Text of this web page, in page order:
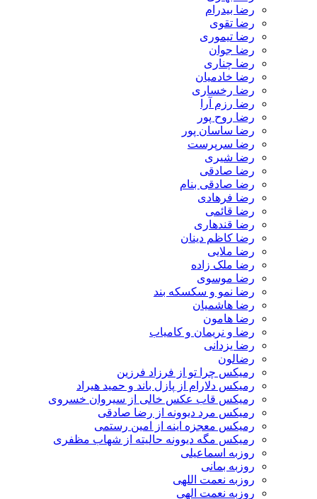
رضا بیدرام
رضا تقوی
رضا تیموری
رضا جوان
رضا چناری
رضا خادمیان
رضا رخساری
رضا رزم آرا
رضا روح پور
رضا ساسان پور
رضا سرپرست
رضا شیری
رضا صادقی
رضا صادقی بنام
رضا فرهادی
رضا قائمی
رضا قندهاری
رضا کاظم دینان
رضا ملایی
رضا ملک زاده
رضا موسوی
رضا نمو و سکسکه بند
رضا هاشمیان
رضا هامون
رضا و نریمان و کامیاب
رضا یزدانی
رضالون
رمیکس چرا تو از فرزاد فرزین
رمیکس دلارام از پازل باند و حمید هیراد
رمیکس قاب عکس خالی از سیروان خسروی
رمیکس مرد دیوونه از رضا صادقی
رمیکس معجزه اینه از امین رستمی
رمیکس مگه دیوونه حالیته از شهاب مظفری
روزبه اسماعیلی
روزبه بمانی
روزبه نعمت اللهی
روزبه نعمت الهی